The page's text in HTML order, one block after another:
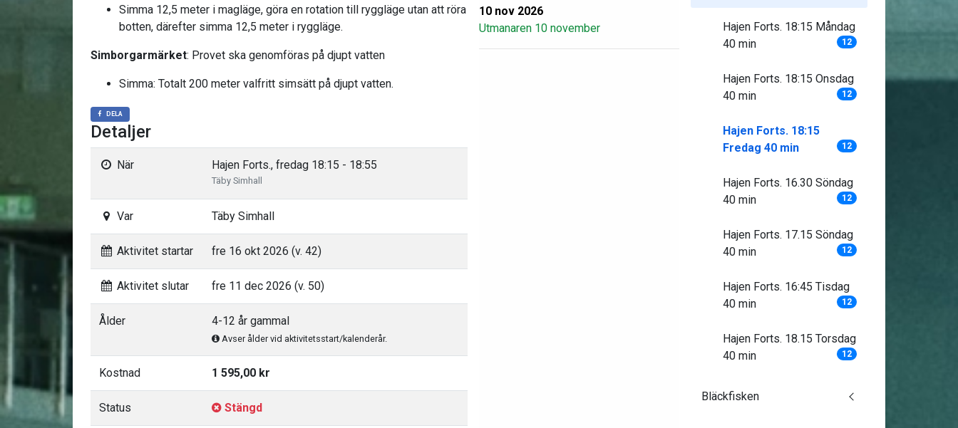
10 nov 2026
Utmanaren 10 november
Simma 12,5 meter i magläge, göra en rotation till ryggläge utan att röra
botten, därefter simma 12,5 meter i ryggläge.
Simborgarmärket: Provet ska genomföras på djupt vatten
Simma: Totalt 200 meter valfritt simsätt på djupt vatten.
DELA
Detaljer
När Hajen Forts., fredag 18:15 - 18:55
Täby Simhall
Var Täby Simhall
Aktivitet startar fre 16 okt 2026 (v. 42)
Aktivitet slutar fre 11 dec 2026 (v. 50)
Ålder 4-12 år gammal
Avser ålder vid aktivitetsstart/kalenderår.
Kostnad 1 595,00 kr
Status Stängd
Hajen Forts. 18:15 Måndag
40 min
12
Hajen Forts. 18:15 Onsdag
40 min
12
Hajen Forts. 18:15
Fredag 40 min
12
Hajen Forts. 16.30 Söndag
40 min
12
Hajen Forts. 17.15 Söndag
40 min
12
Hajen Forts. 16:45 Tisdag
40 min
12
Hajen Forts. 18.15 Torsdag
40 min
12
Bläckfisken